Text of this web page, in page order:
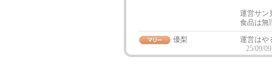
運営サン
食品は無
優梨
運営はや
25/09/